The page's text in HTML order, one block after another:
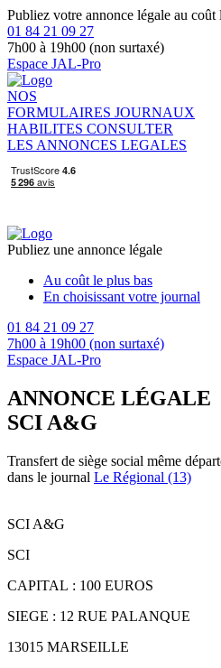
Publiez votre annonce légale au coût
01 84 21 09 27
7h00 à 19h00 (non surtaxé)
Espace JAL-Pro
NOS
FORMULAIRES JOURNAUX
HABILITES CONSULTER
LES ANNONCES LEGALES
Publiez une annonce légale
Au coût le plus bas
En choisissant votre journal
01 84 21 09 27
7h00 à 19h00 (non surtaxé)
Espace JAL-Pro
ANNONCE LÉGALE
SCI A&G
Transfert de siège social même
dans le journal Le Régional (13)
SCI A&G
SCI
CAPITAL : 100 EUROS
SIEGE : 12 RUE PALANQUE
13015 MARSEILLE